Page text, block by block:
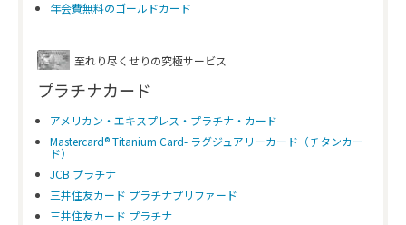
年会費無料のゴールドカード
至れり尽くせりの究極サービス
プラチナカード
アメリカン・エキスプレス・プラチナ・カード
Mastercard® Titanium Card- ラグジュアリーカード（チタンカー
ド）
JCB プラチナ
三井住友カード プラチナプリファード
三井住友カード プラチナ